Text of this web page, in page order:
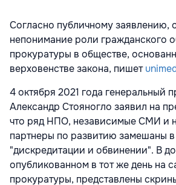
Согласно публичному заявлению,
непонимание роли гражданского
прокуратуры в обществе,
верховенстве закона, пишет
4 октября 2021 года генеральный
Александр Стояногло заявил на
что ряд НПО, независимые СМИ и
партнеры по развитию замешаны в
"дискредитации и обвинении". В
опубликованном в тот же день на
прокуратуры, представлены